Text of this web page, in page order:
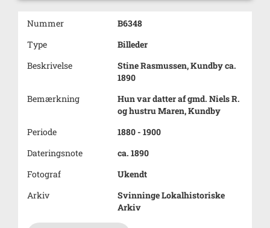
Nummer
B6348
Type
Billeder
Beskrivelse
Stine Rasmussen, Kundby ca.
1890
Bemærkning
Hun var datter af gmd. Niels R.
og hustru Maren, Kundby
Periode
1880 - 1900
Dateringsnote
ca. 1890
Fotograf
Ukendt
Arkiv
Svinninge Lokalhistoriske
Arkiv